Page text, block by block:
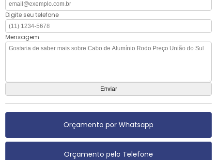
Digite seu telefone
Mensagem
Orçamento por Whatsapp
Orçamento pelo Telefone